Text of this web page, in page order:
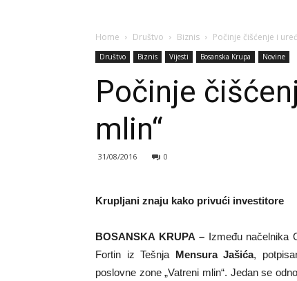
Home Društvo Biznis Počinje čišćenje i
Društvo Biznis Vijesti Bosanska Krupa Novine
Počinje
mlin“
31/08/2016 0
Krupljani znaju kako privući investitore
BOSANSKA KRUPA –Između načelnika
Fortin iz Tešnja Mensura Jašića,
poslovne zone „Vatreni mlin“. Jedan se